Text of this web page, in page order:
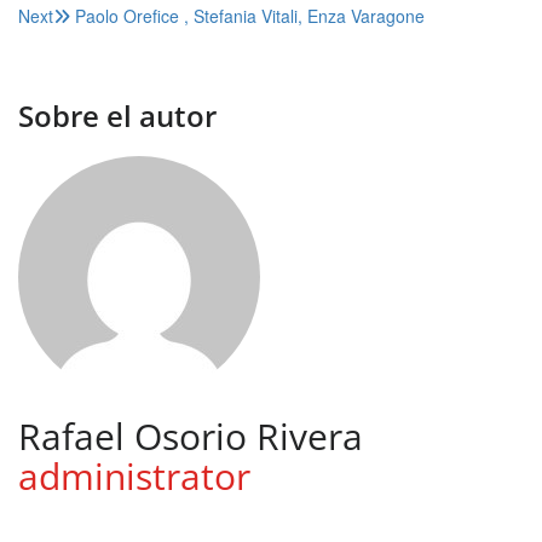
de
Next
Paolo Orefice , Stefania Vitali, Enza Varagone
Sobre el autor
Rafael Osorio Rivera
administrator